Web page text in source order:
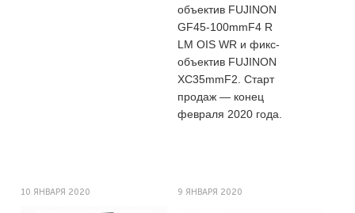
объектив FUJINON
GF45-100mmF4 R
LM OIS WR и фикс-
объектив FUJINON
XC35mmF2. Старт
продаж — конец
февраля 2020 года.
10 ЯНВАРЯ 2020 9 ЯНВАРЯ 2020